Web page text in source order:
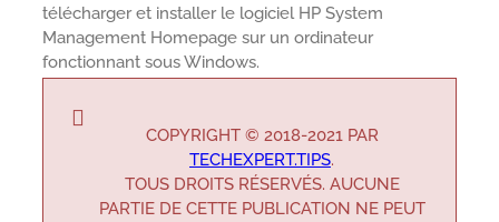
télécharger et installer le logiciel HP System
Management Homepage sur un ordinateur
fonctionnant sous Windows.
COPYRIGHT © 2018-2021 PAR
TECHEXPERT.TIPS.
TOUS DROITS RÉSERVÉS. AUCUNE
PARTIE DE CETTE PUBLICATION NE PEUT